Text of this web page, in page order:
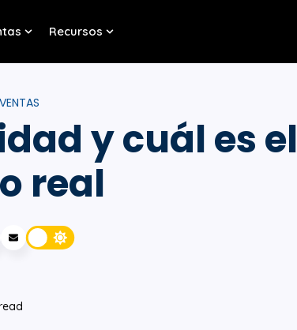
Show submenu for Herramientas
Recursos
y cuál es el
real